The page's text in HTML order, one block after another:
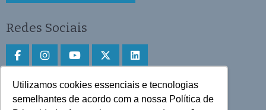
Utilizamos cookies essenciais e tecnologias
semelhantes de acordo com a nossa Política de
Redes Sociais
Faça download do aplicativo